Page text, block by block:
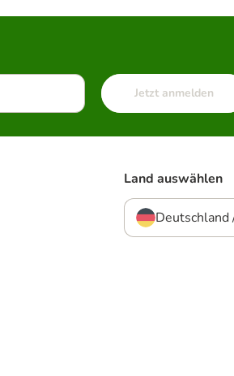
Jetzt anmelden
Land auswählen
Deutschland